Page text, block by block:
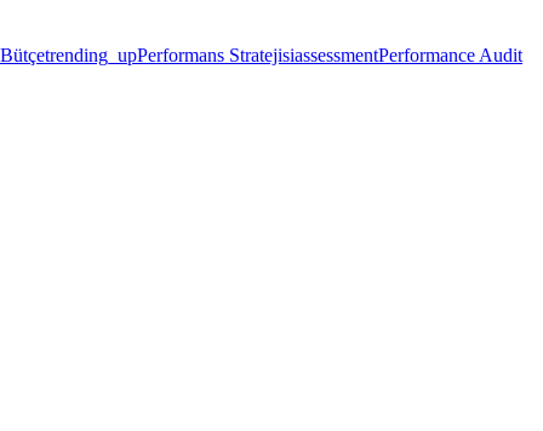
trending_upPerformans StratejisiassessmentPerformance Audit